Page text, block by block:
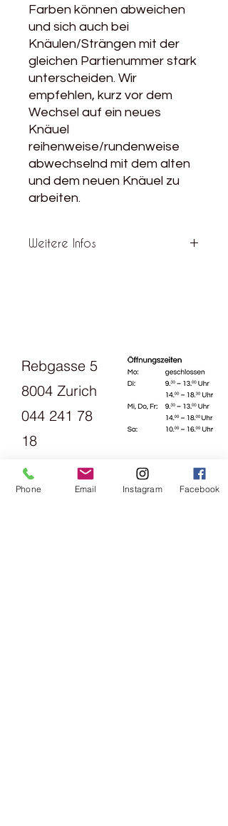
Farben können abweichen
und sich auch bei
Knäulen/Strängen mit der
gleichen Partienummer stark
unterscheiden. Wir
empfehlen, kurz vor dem
Wechsel auf ein neues
Knäuel
reihenweise/rundenweise
abwechselnd mit dem alten
und dem neuen Knäuel zu
arbeiten.
Weitere Infos
Handwäsche
Rebgasse 5
8004 Zurich
044 241 78
18
Opening
Phone Email Instagram Facebook